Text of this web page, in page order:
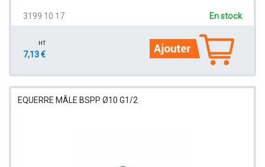
3199 10 17 En stock
HT
7,13 €
EQUERRE MÂLE BSPP Ø10 G1/2